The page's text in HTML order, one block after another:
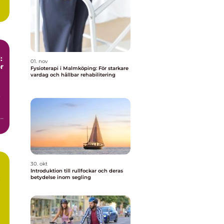
01. nov
Fysioterapi i Malmköping: För starkare
vardag och hållbar rehabilitering
30. okt
Introduktion till rullfockar och deras
betydelse inom segling